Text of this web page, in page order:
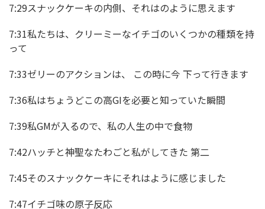
7:29スナックケーキの内側、それはのように思えます
7:31私たちは、クリーミーなイチゴのいくつかの種類を持
って
7:33ゼリーのアクションは、 この時に今 下って行きます
7:36私はちょうどこの高GIを必要と知っていた瞬間
7:39私GMが入るので、私の人生の中で食物
7:42ハッチと神聖なたわごと私がしてきた 第二
7:45そのスナックケーキにそれはように感じました
7:47イチゴ味の原子反応